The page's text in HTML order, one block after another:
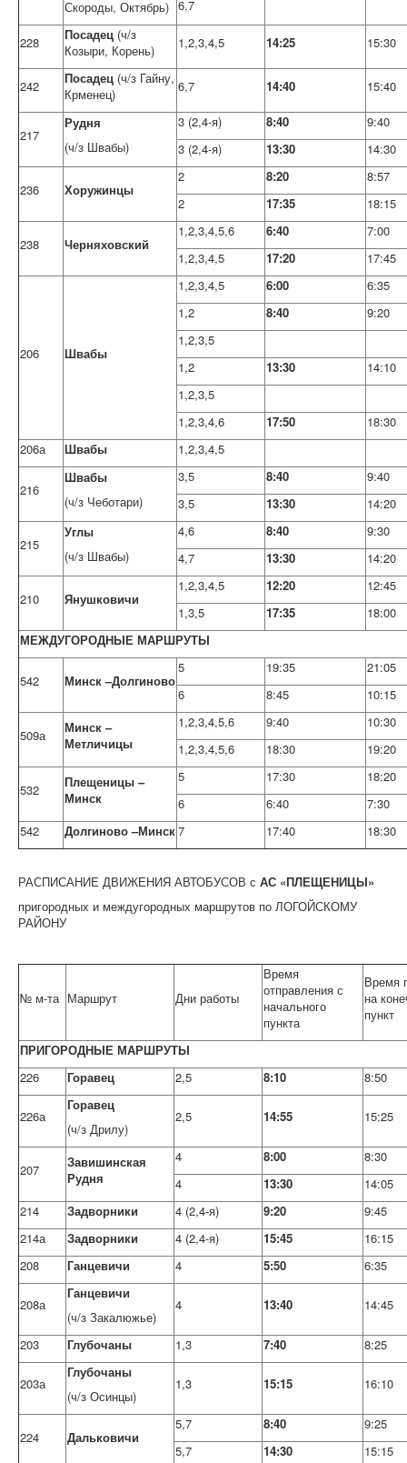
Скороды, Октябрь) 6,7
228 Посадец (ч/з
Козыри, Корень)
1,2,3,4,5 14:25 15:30
242 Посадец (ч/з Гайну,
Крменец)
6,7 14:40 15:40
217
Рудня
(ч/з Швабы)
3 (2,4-я) 8:40
9:40
3 (2,4-я)
13:30 14:30
236 Хоружинцы
2 8:20
8:57
2
17:35 18:15
238 Черняховский
1,2,3,4,5,6 6:40
7:00
1,2,3,4,5
17:20 17:45
206 Швабы
1,2,3,4,5 6:00
6:35
1,2
8:40
9:20
1,2,3,5
1,2
13:30
14:10
1,2,3,5
1,2,3,4,6
17:50
18:30
206а
Швабы 1,2,3,4,5
216
Швабы
(ч/з Чеботари)
3,5 8:40
9:40
3,5
13:30 14:20
215
Углы
(ч/з Швабы)
4,6 8:40
9:30
4,7
13:30 14:20
210 Янушковичи
1,2,3,4,5 12:20
12:45
1,3,5
17:35
18:00
МЕЖДУГОРОДНЫЕ МАРШРУТЫ
542 Минск –Долгиново
5 19:35
21:05
6
8:45 10:15
509а
Минск –
Метличицы
1,2,3,4,5,6 9:40
10:30
1,2,3,4,5,6
18:30 19:20
532
Плещеницы –
Минск
5 17:30
18:20
6
6:40
7:30
542
Долгиново –Минск7 17:40 18:30
РАСПИСАНИЕ ДВИЖЕНИЯ АВТОБУСОВ с АС «ПЛЕЩЕНИЦЫ»
пригородных и междугородных маршрутов по ЛОГОЙСКОМУ
РАЙОНУ
№ м-та Маршрут Дни работы
Время
отправления с
начального
пункта
Время
на
пункт
ПРИГОРОДНЫЕ МАРШРУТЫ
226
Горавец 2,5 8:10 8:50
226а
Горавец
(ч/з Дрилу)
2,5 14:55 15:25
207
Завишинская
Рудня
4 8:00
8:30
4
13:30
14:05
214
Задворники 4 (2,4-я) 9:20
9:45
214а
Задворники 4 (2,4-я) 15:45
16:15
208
Ганцевичи 4 5:50 6:35
208а
Ганцевичи
(ч/з Закалюжье)
4 13:40 14:45
203 Глубочаны 1,3 7:40 8:25
203а
Глубочаны
(ч/з Осинцы)
1,3 15:15 16:10
224 Дальковичи
5,7 8:40
9:25
5,7
14:30 15:15